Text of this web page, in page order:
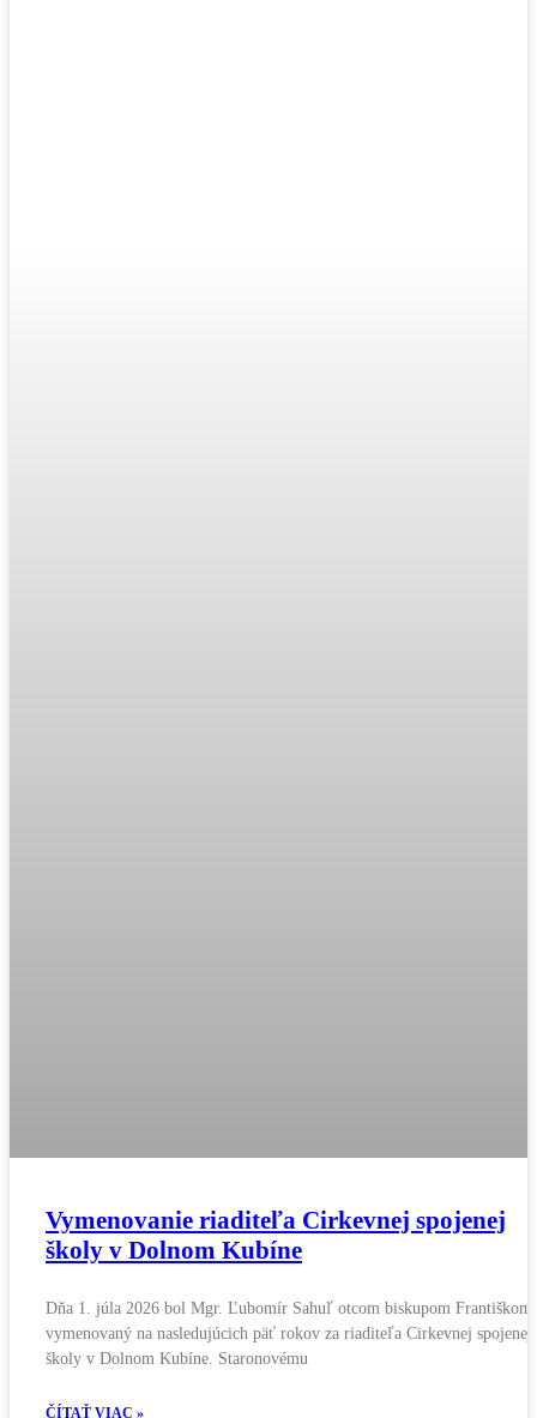
Vymenovanie riaditeľa Cirkevnej spojenej
školy v Dolnom Kubíne
Dňa 1. júla 2026 bol Mgr. Ľubomír Sahuľ otcom biskupom Františkom
vymenovaný na nasledujúcich päť rokov za riaditeľa Cirkevnej spojenej
školy v Dolnom Kubíne. Staronovému
ČÍTAŤ VIAC »